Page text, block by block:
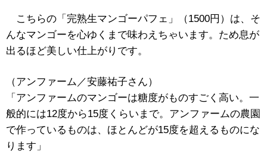
こちらの「完熟生マンゴーパフェ」（1500円）は、そ
んなマンゴーを心ゆくまで味わえちゃいます。ため息が
出るほど美しい仕上がりです。
（アンファーム／安藤祐子さん）
「アンファームのマンゴーは糖度がものすごく高い。一
般的には12度から15度くらいまで。アンファームの農園
で作っているものは、ほとんどが15度を超えるものにな
ります」